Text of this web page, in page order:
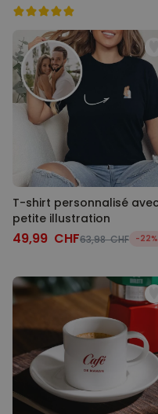
T-shirt personnalisé avec
petite illustration
49,99 CHF63,98 CHF -22%